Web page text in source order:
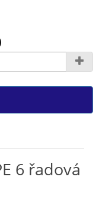
6 řadová